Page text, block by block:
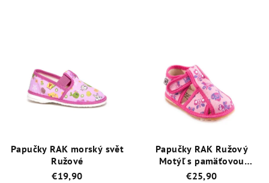
Papučky RAK morský svět
Ružové
€19,90
Papučky RAK Ružový
Motýľ s pamäťovou
stielkou
€25,90